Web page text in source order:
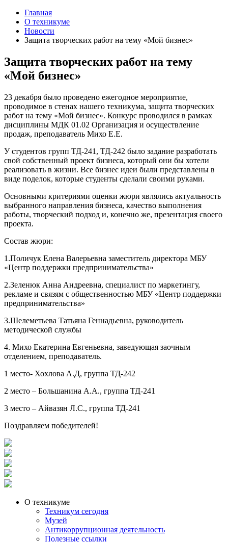
Главная
О техникуме
Новости
Защита творческих работ на тему «Мой бизнес»
Защита творческих работ на тему
«Мой бизнес»
23 декабря было проведено ежегодное мероприятие,
проводимое в стенах нашего техникума, защита творческих
работ на тему «Мой бизнес». Конкурс проводился в рамках
дисциплины МДК 01.02 Организация и осуществление
продаж, преподаватель Михо Е.Е.
У студентов групп ТД-241, ТД-242 было задание разработать
свой собственный проект бизнеса, который они бы хотели
реализовать в жизни. Все бизнес идеи были представлены в
виде поделок, которые студенты сделали своими руками.
Основными критериями оценки жюри являлись актуальность
выбранного направления бизнеса, качество выполнения
работы, творческий подход и, конечно же, презентация своего
проекта.
Состав жюри:
1.Поличук Елена Валерьевна заместитель директора МБУ
«Центр поддержки предпринимательства»
2.Зеленюк Анна Андреевна, специалист по маркетингу,
рекламе и связям с общественностью МБУ «Центр поддержки
предпринимательства»
3.Шелеметьева Татьяна Геннадьевна, руководитель
методической службы
4. Михо Екатерина Евгеньевна, заведующая заочным
отделением, преподаватель.
1 место- Хохлова А.Д, группа ТД-242
2 место – Большанина А.А., группа ТД-241
3 место – Айвазян Л.С., группа ТД-241
Поздравляем победителей!
О техникуме
Техникум сегодня
Музей
Антикоррупционная деятельность
Полезные ссылки